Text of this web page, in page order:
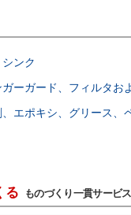
ンク
ガーガード、フィルタお
エポキシ、グリース、
る ものづくり一貫サービス